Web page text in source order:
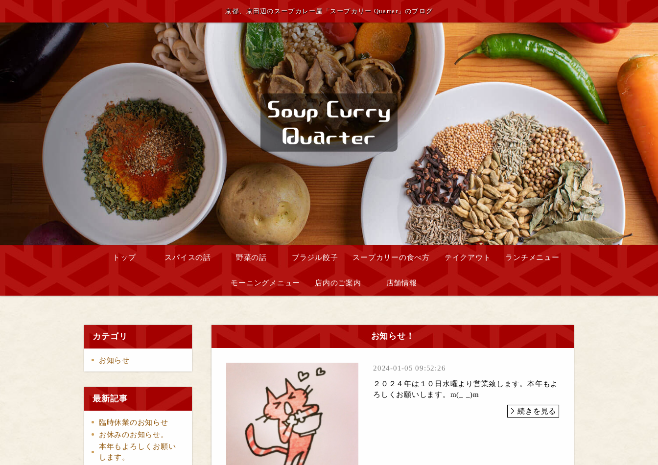
京都、京田辺のスープカレー屋「スープカリー Quarter」のブログ
トップ スパイスの話 野菜の話 ブラジル餃子 スープカリーの食べ方 テイクアウト ランチメニュー
モーニングメニュー 店内のご案内 店舗情報
カテゴリ
お知らせ
最新記事
臨時休業のお知らせ
お休みのお知らせ。
本年もよろしくお願い
します。
お知らせ！
2024-01-05 09:52:26
２０２４年は１０日水曜より営業致します。本年もよ
ろしくお願いします。m(_ _)m
続きを見る